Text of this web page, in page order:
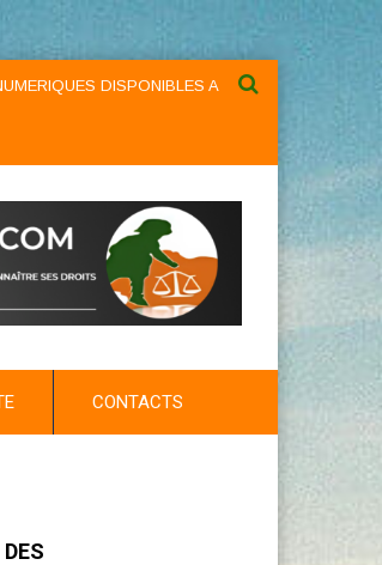
DISPONIBLES AU NIVEAU DU MENU
CONTACTS